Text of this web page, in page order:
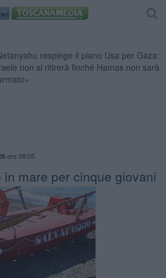
ore 08:05
mare per cinque giovani